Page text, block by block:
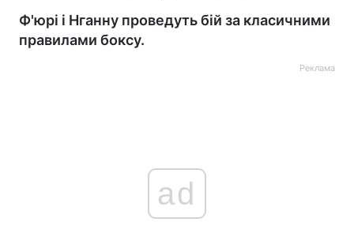
Ф'юрі і Нганну проведуть бій за класичними
правилами боксу.
Реклама
ad